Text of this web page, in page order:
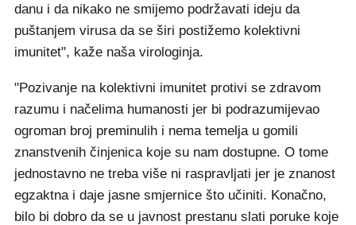
danu i da nikako ne smijemo podržavati ideju da
puštanjem virusa da se širi postižemo kolektivni
imunitet", kaže naša virologinja.
"Pozivanje na kolektivni imunitet protivi se zdravom
razumu i načelima humanosti jer bi podrazumijevao
ogroman broj preminulih i nema temelja u gomili
znanstvenih činjenica koje su nam dostupne. O tome
jednostavno ne treba više ni raspravljati jer je znanost
egzaktna i daje jasne smjernice što učiniti. Konačno,
bilo bi dobro da se u javnost prestanu slati poruke koje